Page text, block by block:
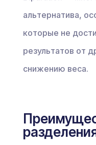
альтернатива,
которые не
результатов от
снижению веса.